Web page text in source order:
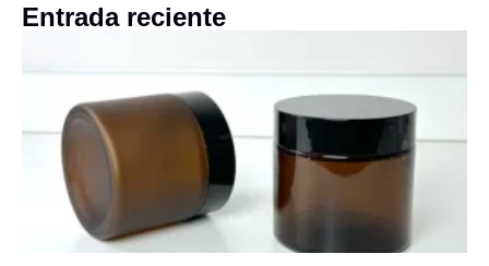
Entrada reciente